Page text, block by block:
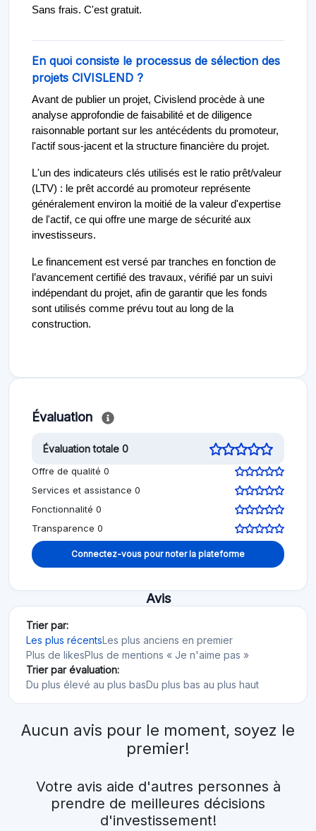
Sans frais. C'est gratuit.
En quoi consiste le processus de sélection des
projets CIVISLEND ?
Avant de publier un projet, Civislend procède à une
analyse approfondie de faisabilité et de diligence
raisonnable portant sur les antécédents du promoteur,
l'actif sous-jacent et la structure financière du projet.
L'un des indicateurs clés utilisés est le ratio prêt/valeur
(LTV) : le prêt accordé au promoteur représente
généralement environ la moitié de la valeur d'expertise
de l'actif, ce qui offre une marge de sécurité aux
investisseurs.
Le financement est versé par tranches en fonction de
l’avancement certifié des travaux, vérifié par un suivi
indépendant du projet, afin de garantir que les fonds
sont utilisés comme prévu tout au long de la
construction.
Évaluation
Évaluation totale 0
Offre de qualité 0
Services et assistance 0
Fonctionnalité 0
Transparence 0
Connectez-vous pour noter la plateforme
Avis
Trier par:
Les plus récentsLes plus anciens en premier
Plus de likesPlus de mentions « Je n'aime pas »
Trier par évaluation:
Du plus élevé au plus basDu plus bas au plus haut
Aucun avis pour le moment, soyez le
premier!
Votre avis aide d'autres personnes à
prendre de meilleures décisions
d'investissement!